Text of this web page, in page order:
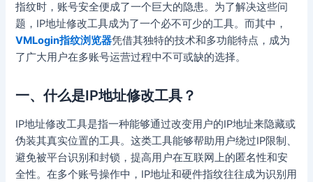
指纹时，账号安全便成了一个巨大的隐患。为了解决这些问
题，IP地址修改工具成为了一个必不可少的工具。而其中，
VMLogin指纹浏览器凭借其独特的技术和多功能特点，成为
了广大用户在多账号运营过程中不可或缺的选择。
一、什么是IP地址修改工具？
IP地址修改工具是指一种能够通过改变用户的IP地址来隐藏或
伪装其真实位置的工具。这类工具能够帮助用户绕过IP限制、
避免被平台识别和封锁，提高用户在互联网上的匿名性和安
全性。在多个账号操作中，IP地址和硬件指纹往往成为识别用